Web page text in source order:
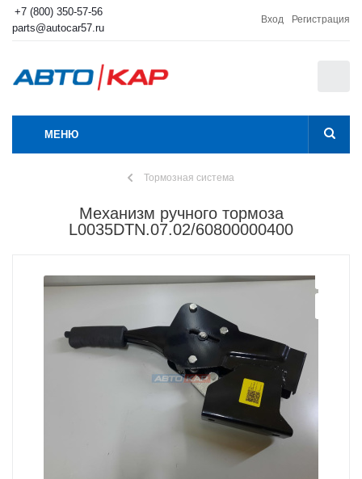
+7 (800) 350-57-56
parts@autocar57.ru
Вход Регистрация
МЕНЮ
Тормозная система
Механизм ручного тормоза
L0035DTN.07.02/60800000400